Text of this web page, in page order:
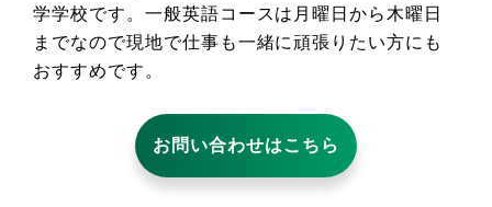
学学校です。一般英語コースは月曜日から木曜日
までなので現地で仕事も一緒に頑張りたい方にも
おすすめです。
お問い合わせはこちら